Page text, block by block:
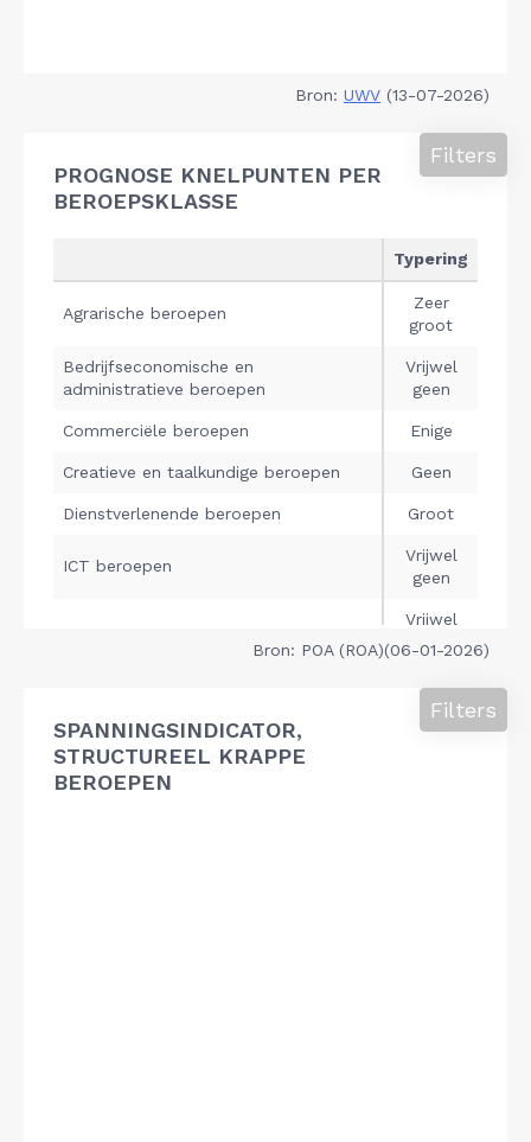
Bron: UWV (13-07-2026)
PROGNOSE KNELPUNTEN PER
BEROEPSKLASSE
Filters
Bron: POA (ROA)(06-01-2026)
SPANNINGSINDICATOR,
STRUCTUREEL KRAPPE
BEROEPEN
Filters